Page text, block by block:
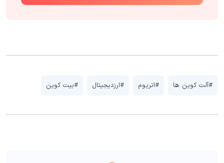
#آلت کوین ها #اتریوم #ارزدیجیتال #بیت کوین